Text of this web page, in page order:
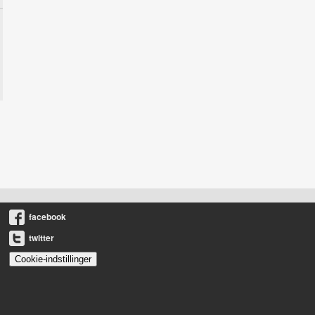
facebook
twitter
Cookie-indstillinger